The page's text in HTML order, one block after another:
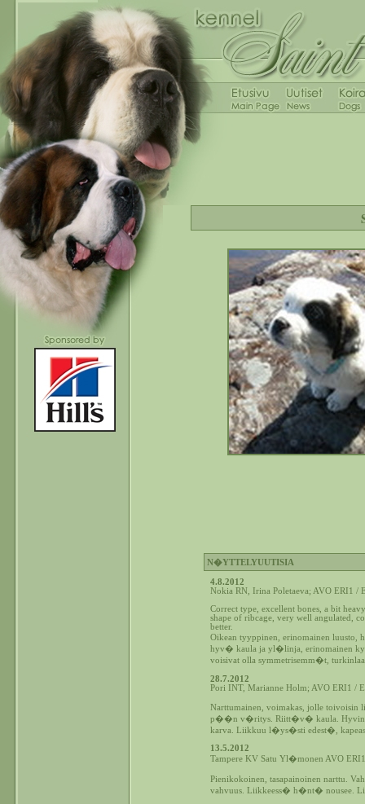
N�YTTELYUUTISIA
4.8.2012
Nokia RN, Irina Poletaeva; AVO ERI1 /
Correct type, excellent bones, a bit
shape of ribcage, very well angulated,
better.
Oikean tyyppinen, erinomainen luusto,
hyv� kaula ja yl�linja, erinomainen
voisivat olla symmetrisemm�t,
28.7.2012
Pori INT, Marianne Holm; AVO ERI1 /
Narttumainen, voimakas, jolle
p��n v�ritys. Riitt�v� kaula. Hyvin
karva. Liikkuu l�ys�sti edest�,
13.5.2012
Tampere KV Satu Yl�monen AVO
Pienikokoinen, tasapainoinen narttu.
vahvuus. Liikkeess� h�nt� nousee.